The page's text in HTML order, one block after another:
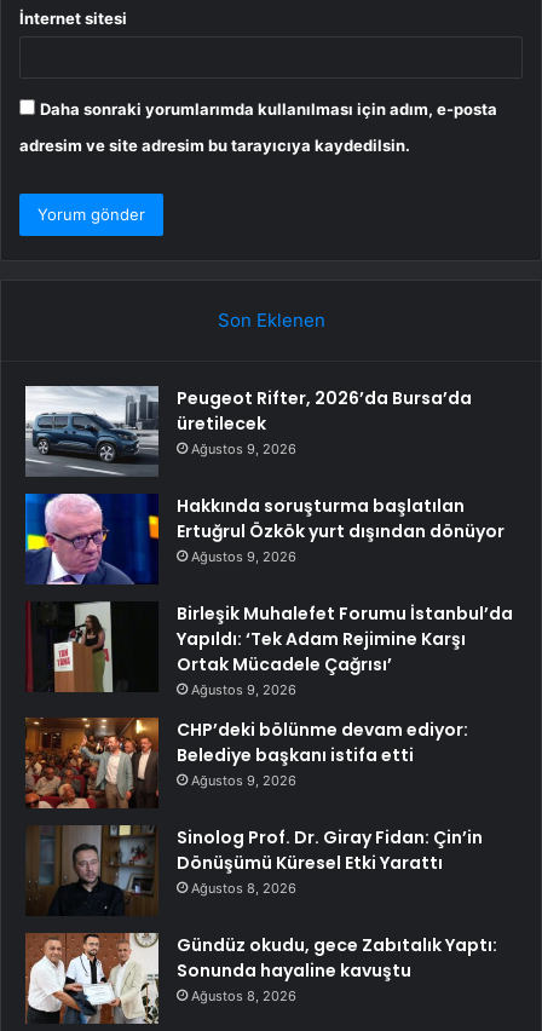
İnternet sitesi
Daha sonraki yorumlarımda kullanılması için adım, e-posta
adresim ve site adresim bu tarayıcıya kaydedilsin.
Son Eklenen
Peugeot Rifter, 2026’da Bursa’da
üretilecek
Ağustos 9, 2026
Hakkında soruşturma başlatılan
Ertuğrul Özkök yurt dışından dönüyor
Ağustos 9, 2026
Birleşik Muhalefet Forumu İstanbul’da
Yapıldı: ‘Tek Adam Rejimine Karşı
Ortak Mücadele Çağrısı’
Ağustos 9, 2026
CHP’deki bölünme devam ediyor:
Belediye başkanı istifa etti
Ağustos 9, 2026
Sinolog Prof. Dr. Giray Fidan: Çin’in
Dönüşümü Küresel Etki Yarattı
Ağustos 8, 2026
Gündüz okudu, gece Zabıtalık Yaptı:
Sonunda hayaline kavuştu
Ağustos 8, 2026